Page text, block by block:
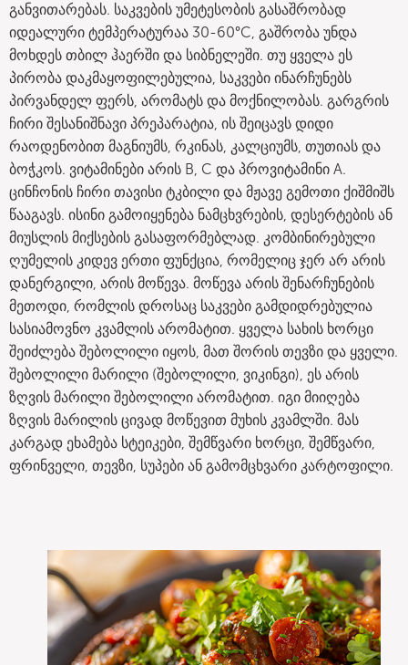
განვითარებას. საკვების უმეტესობის გასაშრობად
იდეალური ტემპერატურაა 30-60°C, გაშრობა უნდა
მოხდეს თბილ ჰაერში და სიბნელეში. თუ ყველა ეს
პირობა დაკმაყოფილებულია, საკვები ინარჩუნებს
პირვანდელ ფერს, არომატს და მოქნილობას. გარგრის
ჩირი შესანიშნავი პრეპარატია, ის შეიცავს დიდი
რაოდენობით მაგნიუმს, რკინას, კალციუმს, თუთიას და
ბოჭკოს. ვიტამინები არის B, C და პროვიტამინი A.
ცინჩონის ჩირი თავისი ტკბილი და მჟავე გემოთი ქიშმიშს
წააგავს. ისინი გამოიყენება ნამცხვრების, დესერტების ან
მიუსლის მიქსების გასაფორმებლად. კომბინირებული
ღუმელის კიდევ ერთი ფუნქცია, რომელიც ჯერ არ არის
დანერგილი, არის მოწევა. მოწევა არის შენარჩუნების
მეთოდი, რომლის დროსაც საკვები გამდიდრებულია
სასიამოვნო კვამლის არომატით. ყველა სახის ხორცი
შეიძლება შებოლილი იყოს, მათ შორის თევზი და ყველი.
შებოლილი მარილი (შებოლილი, ვიკინგი), ეს არის
ზღვის მარილი შებოლილი არომატით. იგი მიიღება
ზღვის მარილის ცივად მოწევით მუხის კვამლში. მას
კარგად ეხამება სტეიკები, შემწვარი ხორცი, შემწვარი,
ფრინველი, თევზი, სუპები ან გამომცხვარი კარტოფილი.